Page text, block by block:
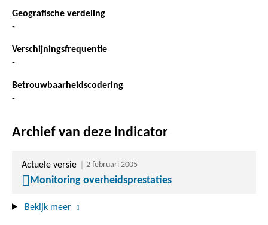
Geografische verdeling
-
Verschijningsfrequentie
-
Betrouwbaarheidscodering
-
Archief van deze indicator
Actuele versie 2 februari 2005
Monitoring overheidsprestaties
Bekijk meer